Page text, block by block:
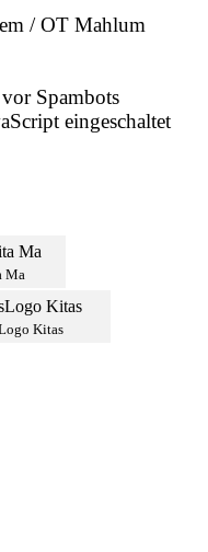
/ OT Mahlum
Spambots
eingeschaltet
Ma
Kitas